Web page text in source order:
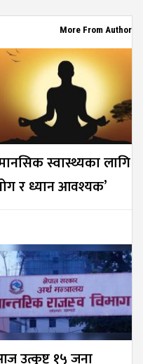
More From Author
स्वास्थ्यका लागि
र ध्यान आवश्यक’
उत्कृष्ट १५ जना